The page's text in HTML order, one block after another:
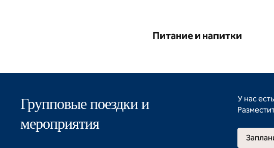
Питание и напитки
Групповые поездки и
мероприятия
У нас